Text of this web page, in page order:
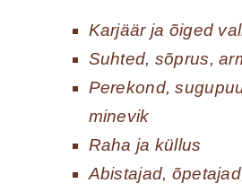
Karjäär ja õiged
Suhted, sõprus,
Perekond,
minevik
Raha ja küllus
Abistajad,